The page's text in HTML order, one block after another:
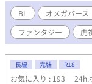
のだが…… 虎視眈々
ないΩのお話。 ※露
R18にしております
BL オメガバース
ファンタジー
虎
長編 完結 R18
お気に入り : 193 24h.